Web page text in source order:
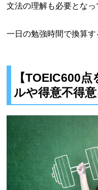
文法の理解も必要となっ
一日の勉強時間で換算す
【TOEIC600
ルや得意不得